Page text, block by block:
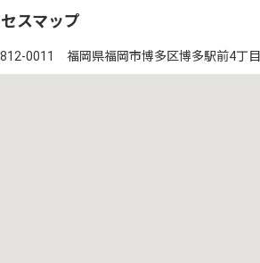
スマップ
0011 福岡県福岡市博多区博多駅前4丁